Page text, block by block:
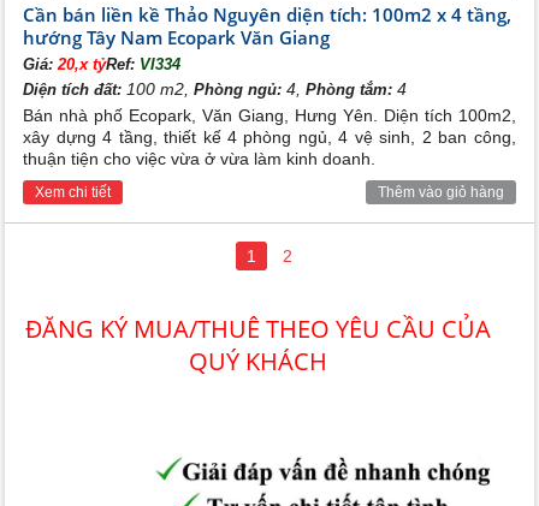
Cần bán liền kề Thảo Nguyên diện tích: 100m2 x 4 tầng,
hướng Tây Nam Ecopark Văn Giang
Giá:20,x tỷRef: VI334
Diện tích đất: 100 m2,Phòng ngủ: 4,Phòng tắm: 4
Bán nhà phố Ecopark, Văn Giang, Hưng Yên. Diện tích 100m2,
xây dựng 4 tầng, thiết kế 4 phòng ngủ, 4 vệ sinh, 2 ban công,
thuận tiện cho việc vừa ở vừa làm kinh doanh.
Xem chi tiết Thêm vào giỏ hàng
1 2
ĐĂNG KÝ MUA/THUÊ THEO YÊU CẦU CỦA
QUÝ KHÁCH